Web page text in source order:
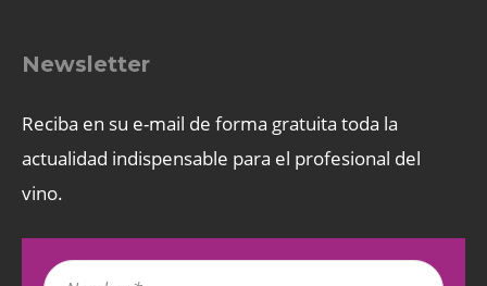
Newsletter
Reciba en su e-mail de forma gratuita toda la
actualidad indispensable para el profesional del
vino.